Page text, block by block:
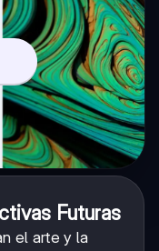
Futuras
el arte y la